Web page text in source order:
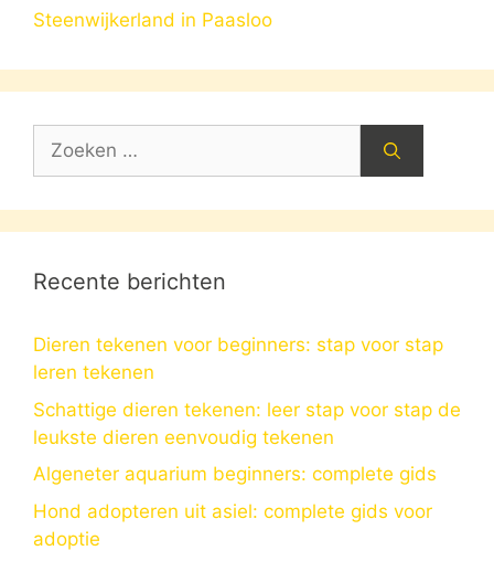
Steenwijkerland in Paasloo
Zoek
Recente berichten
Dieren tekenen voor beginners: stap voor stap
leren tekenen
Schattige dieren tekenen: leer stap voor stap de
leukste dieren eenvoudig tekenen
Algeneter aquarium beginners: complete gids
Hond adopteren uit asiel: complete gids voor
adoptie